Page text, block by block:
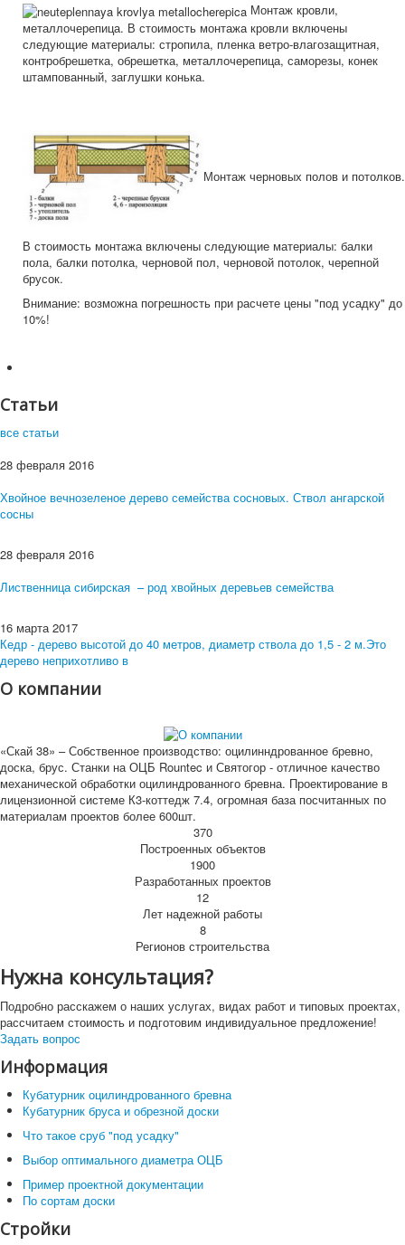
Монтаж кровли,
металлочерепица. В стоимость монтажа кровли включены
следующие материалы: стропила, пленка ветро-влагозащитная,
контробрешетка, обрешетка, металлочерепица, саморезы, конек
штампованный, заглушки конька.
Монтаж черновых полов и потолков.
В стоимость монтажа включены следующие материалы: балки
пола, балки потолка, черновой пол, черновой потолок, черепной
брусок.
Внимание: возможна погрешность при расчете цены "под усадку" до
10%!
Статьи
все статьи
28 февраля 2016
Хвойное вечнозеленое дерево семейства сосновых. Ствол ангарской
сосны
28 февраля 2016
Лиственница сибирская – род хвойных деревьев семейства
16 марта 2017
Кедр - дерево высотой до 40 метров, диаметр ствола до 1,5 - 2 м.Это
дерево неприхотливо в
О компании
«Скай 38» – Собственное производство: оцилинндрованное бревно,
доска, брус. Станки на ОЦБ Rountec и Святогор - отличное качество
механической обработки оцилиндрованного бревна. Проектирование в
лицензионной системе К3-коттедж 7.4, огромная база посчитанных по
материалам проектов более 600шт.
370
Построенных объектов
1900
Разработанных проектов
12
Лет надежной работы
8
Регионов строительства
Нужна консультация?
Подробно расскажем о наших услугах, видах работ и типовых проектах,
рассчитаем стоимость и подготовим индивидуальное предложение!
Задать вопрос
Информация
Кубатурник оцилиндрованного бревна
Кубатурник бруса и обрезной доски
Что такое сруб "под усадку"
Выбор оптимального диаметра ОЦБ
Пример проектной документации
По сортам доски
Стройки